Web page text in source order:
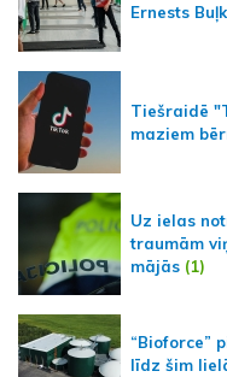
Ernests
Tiešraidē
maziem
Uz ielas
traumām
mājās (1)
“Bioforce”
līdz šim